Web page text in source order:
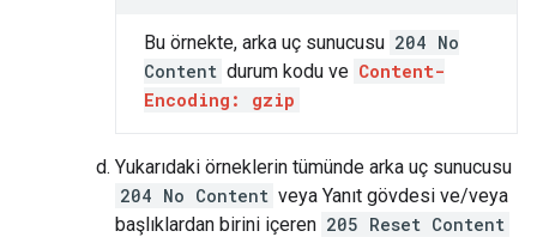
Bu örnekte, arka uç sunucusu 204 No
Content durum kodu ve Content-
Encoding: gzip
Yukarıdaki örneklerin tümünde arka uç sunucusu
204 No Content veya Yanıt gövdesi ve/veya
başlıklardan birini içeren 205 Reset Content